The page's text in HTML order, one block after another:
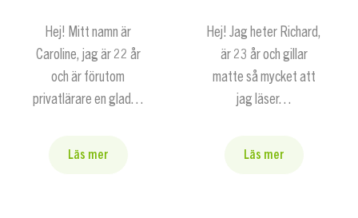
Hej! Mitt namn är
Caroline, jag är 22 år
och är förutom
privatlärare en glad…
Läs mer
Hej! Jag heter Richard,
är 23 år och gillar
matte så mycket att
jag läser…
Läs mer